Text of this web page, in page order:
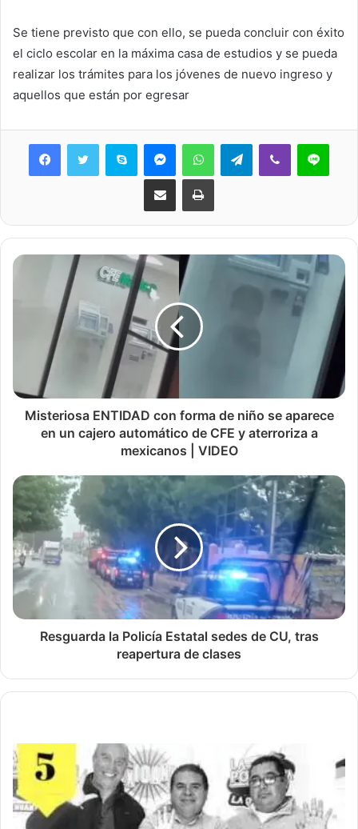
Se tiene previsto que con ello, se pueda concluir con éxito
el ciclo escolar en la máxima casa de estudios y se pueda
realizar los trámites para los jóvenes de nuevo ingreso y
aquellos que están por egresar
Skype MessengerWhatsAppTelegramViber Line
Share via Email Print
Misteriosa ENTIDAD con forma de niño se aparece
en un cajero automático de CFE y aterroriza a
mexicanos | VIDEO
Resguarda la Policía Estatal sedes de CU, tras
reapertura de clases